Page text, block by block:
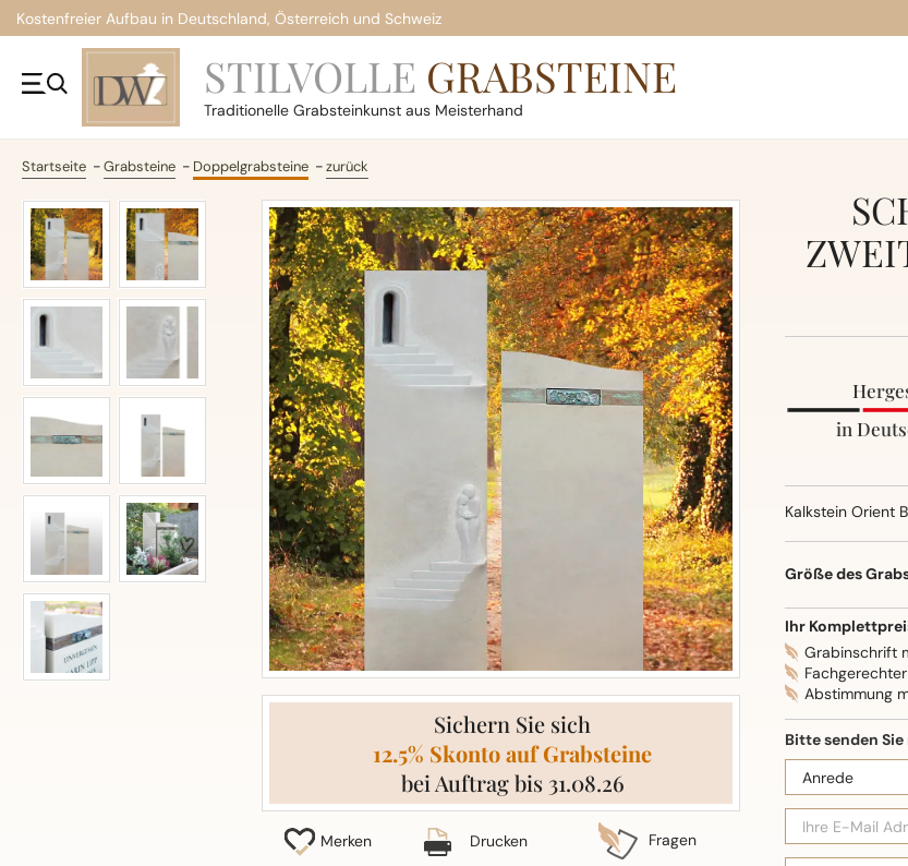
Kostenfreier Aufbau in Deutschland, Österreich und Schweiz
STILVOLLE GRABSTEINE
Traditionelle Grabsteinkunst aus Meisterhand
Startseite Grabsteine Doppelgrabsteine zurück
Sichern Sie sich
12.5% Skonto auf Grabsteine
bei Auftrag bis 31.08.26
Merken Drucken Fragen
in
Kalkstein Orient
Größe des
Ihr
Grabinschrift
Abstimmung